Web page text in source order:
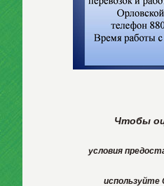
Чтобы
условия
используйте